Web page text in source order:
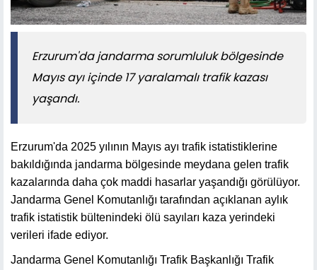
Erzurum'da jandarma sorumluluk bölgesinde
Mayıs ayı içinde 17 yaralamalı trafik kazası
yaşandı.
Erzurum'da 2025 yılının Mayıs ayı trafik istatistiklerine
bakıldığında jandarma bölgesinde meydana gelen trafik
kazalarında daha çok maddi hasarlar yaşandığı görülüyor.
Jandarma Genel Komutanlığı tarafından açıklanan aylık
trafik istatistik bültenindeki ölü sayıları kaza yerindeki
verileri ifade ediyor.
Jandarma Genel Komutanlığı Trafik Başkanlığı Trafik